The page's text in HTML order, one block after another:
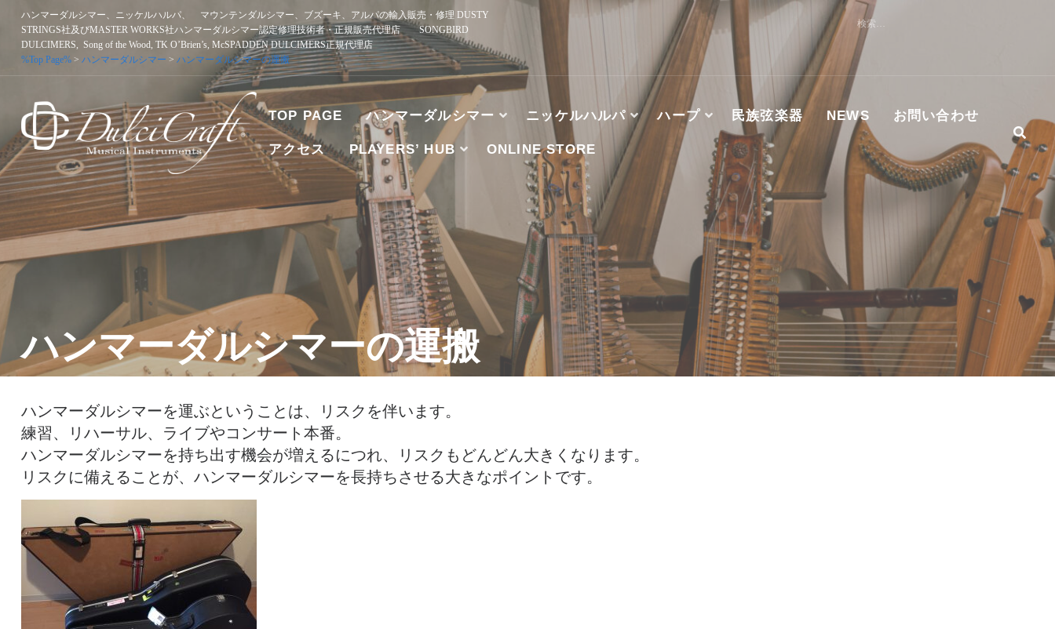
content
ハンマーダルシマー、ニッケルハルパ、 マウンテンダルシマー、ブズーキ、アルパの輸入販売・修理 DUSTY
STRINGS社及びMASTER WORKS社ハンマーダルシマー認定修理技術者・正規販売代理店 SONGBIRD
DULCIMERS, Song of the Wood, TK O’Brien’s, McSPADDEN DULCIMERS正規代理店
索:
%Top Page%> ハンマーダルシマー > ハンマーダルシマーの運搬
ハンマーダルシマー、ニッケルハルパ、 マウンテンダルシマー、ブズーキ、アルパの輸入販売・修理 DUSTY STRINGS社及びMASTER WORKS社ハンマーダルシマー認定修理技術
者・正規販売代理店 SONGBIRD DULCIMERS, SONG OF THE WOOD, TK O’BRIEN’S, MCSPADDEN DULCIMERS正規代理店
TOP PAGE ハンマーダルシマー ニッケルハルパ ハープ 民族弦楽器 NEWS お問い合わせ
アクセス PLAYERS’ HUB ONLINE STORE
ハンマーダルシマーの運搬
ハンマーダルシマーを運ぶということは、リスクを伴います。
練習、リハーサル、ライブやコンサート本番。
ハンマーダルシマーを持ち出す機会が増えるにつれ、リスクもどんどん大きくなります。
リスクに備えることが、ハンマーダルシマーを長持ちさせる大きなポイントです。